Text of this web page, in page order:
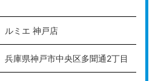
れるでしょう。
HPはこちら
ルミエ 神戸店
兵庫県神戸市中央区多聞通2丁目